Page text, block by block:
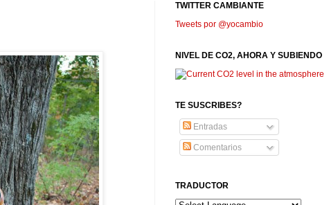
TWITTER CAMBIANTE
Tweets por @yocambio
NIVEL DE CO2, AHORA Y SUBIENDO
TE SUSCRIBES?
Entradas
Comentarios
TRADUCTOR